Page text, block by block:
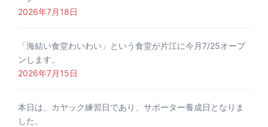
2026年7月18日
「海結い食堂わいわい」という食堂が片江に今月7/25オープ
ンします。
2026年7月15日
本日は、カヤック練習日であり、サポーター養成日となりま
した。